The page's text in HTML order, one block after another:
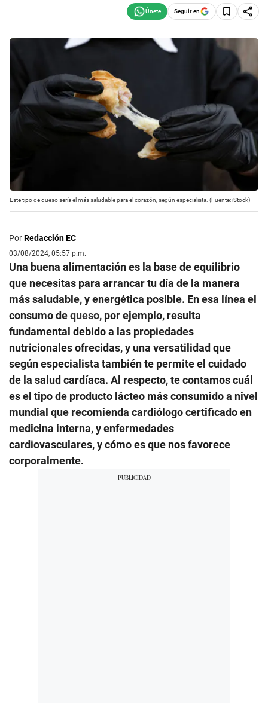
Seguir en
Este tipo de queso sería el más saludable para el corazón, según especialista. (Fuente: iStock)
PorRedacción EC
03/08/2024, 05:57 p.m.
Una buena alimentación es la base de equilibrio
que necesitas para arrancar tu día de la manera
más saludable, y energética posible. En esa línea el
consumo dequeso, por ejemplo, resulta
fundamental debido a las propiedades
nutricionales ofrecidas, y una versatilidad que
según especialista también te permite el cuidado
de la salud cardíaca. Al respecto, te contamos cuál
es el tipo de producto lácteo más consumido a nivel
mundial que recomienda cardiólogo certificado en
medicina interna, y enfermedades
cardiovasculares, y cómo es que nos favorece
corporalmente.